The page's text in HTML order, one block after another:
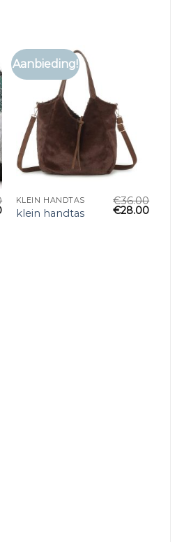
Aanbieding!
KLEIN HANDTAS
klein handtas
€36.00
€28.00